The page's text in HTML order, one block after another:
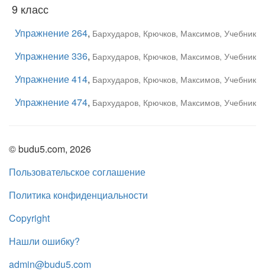
9 класс
Упражнение 264, Бархударов, Крючков, Максимов, Учебник
Упражнение 336, Бархударов, Крючков, Максимов, Учебник
Упражнение 414, Бархударов, Крючков, Максимов, Учебник
Упражнение 474, Бархударов, Крючков, Максимов, Учебник
© budu5.com, 2026
Пользовательское соглашение
Политика конфиденциальности
Copyright
Нашли ошибку?
admin@budu5.com